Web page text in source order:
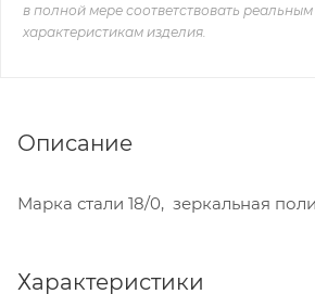
в полной мере соответствовать
характеристикам изделия.
Описание
Марка стали 18/0, зеркальная
Характеристики